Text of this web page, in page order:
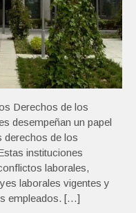
Derechos de los
desempeñan un papel
derechos de los
instituciones
laborales,
laborales vigentes y
empleados. […]